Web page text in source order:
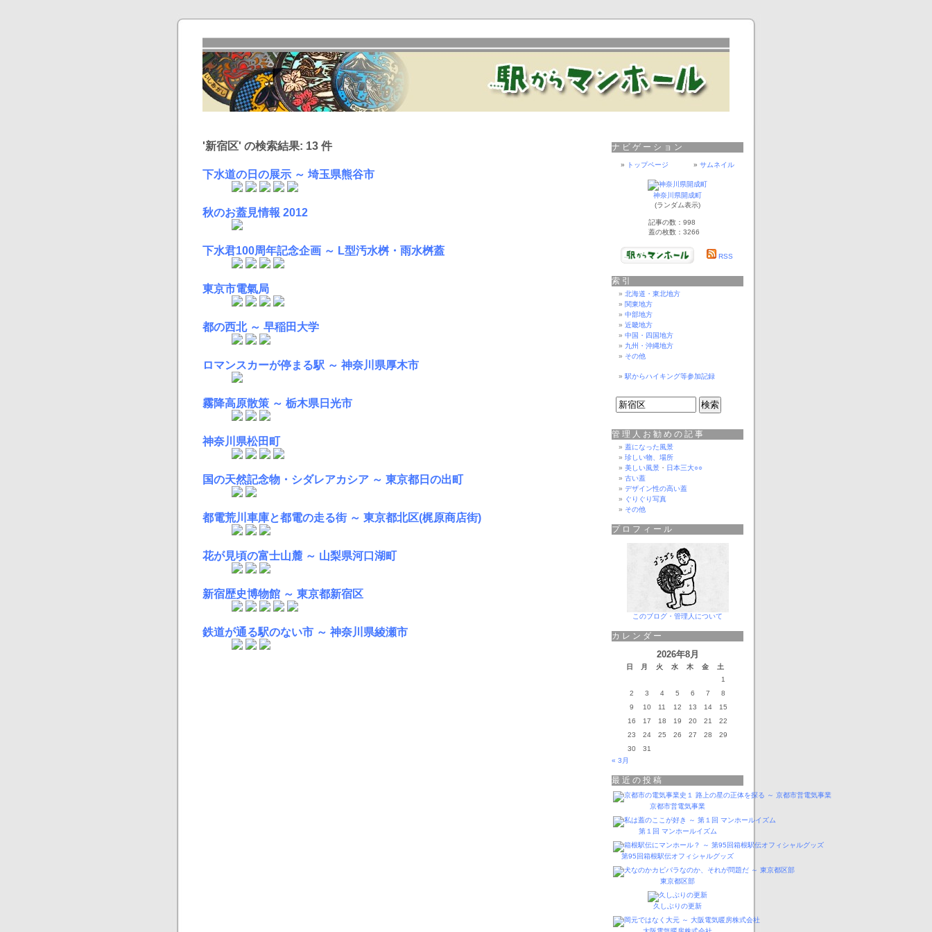
'新宿区' の検索結果: 13 件
下水道の日の展示 ～ 埼玉県熊谷市
秋のお蓋見情報 2012
下水君100周年記念企画 ～ L型汚水桝・雨水桝蓋
東京市電氣局
都の西北 ～ 早稲田大学
ロマンスカーが停まる駅 ～ 神奈川県厚木市
霧降高原散策 ～ 栃木県日光市
神奈川県松田町
国の天然記念物・シダレアカシア ～ 東京都日の出町
都電荒川車庫と都電の走る街 ～ 東京都北区(梶原商店街)
花が見頃の富士山麓 ～ 山梨県河口湖町
新宿歴史博物館 ～ 東京都新宿区
鉄道が通る駅のない市 ～ 神奈川県綾瀬市
ナビゲーション
» トップページ » サムネイル
神奈川県開成町
(ランダム表示)
記事の数：998
蓋の枚数：3266
RSS
索引
北海道・東北地方
関東地方
中部地方
近畿地方
中国・四国地方
九州・沖縄地方
その他
駅からハイキング等参加記録
管理人お勧めの記事
蓋になった風景
珍しい物、場所
美しい風景 ・ 日本三大○○
古い蓋
デザイン性の高い蓋
ぐりぐり写真
その他
プロフィール
このブログ・管理人について
カレンダー
2026年8月
日 月 火 水 木 金
土
1
2
3 4 5 6 7
8
9
10 11 12 13 14
15
16
17 18 19 20 21
22
23
24 25 26 27 28
29
30
31
« 3月
最近の投稿
京都市営電気事業
第１回 マンホールイズム
第95回箱根駅伝オフィシャルグッズ
東京都区部
久しぶりの更新